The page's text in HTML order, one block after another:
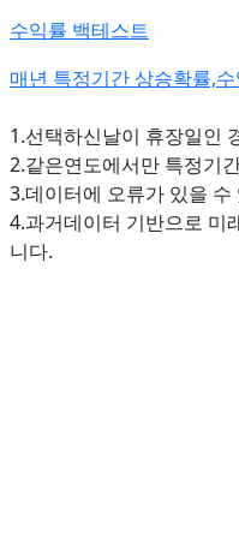
수익률 백테스트
매년 특정기간 상승확률,
1.선택하신날이 휴장일인
2.같은연도에서만 특정기
3.데이터에 오류가 있을 수
4.과거데이터 기반으로 미
니다.